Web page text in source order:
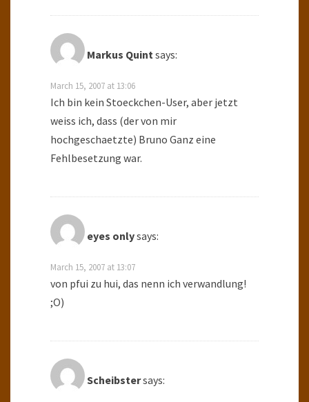
Markus Quintsays:
March 15, 2007 at 13:06
Ich bin kein Stoeckchen-User, aber jetzt
weiss ich, dass (der von mir
hochgeschaetzte) Bruno Ganz eine
Fehlbesetzung war.
eyes onlysays:
March 15, 2007 at 13:07
von pfui zu hui, das nenn ich verwandlung!
;O)
Scheibstersays: